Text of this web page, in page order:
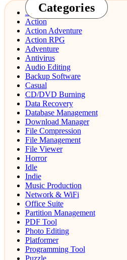
Categories
3D Design
Action
Action Adventure
Action RPG
Adventure
Antivirus
Audio Editing
Backup Software
Casual
CD/DVD Burning
Data Recovery
Database Management
Download Manager
File Compression
File Management
File Viewer
Horror
Idle
Indie
Music Production
Network & WiFi
Office Suite
Partition Management
PDF Tool
Photo Editing
Platformer
Programming Tool